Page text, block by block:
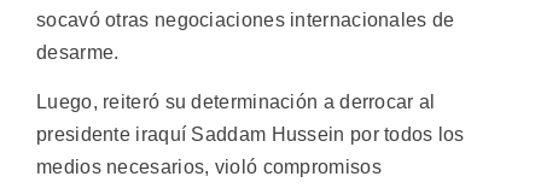
socavó otras negociaciones internacionales de
desarme.
Luego, reiteró su determinación a derrocar al
presidente iraquí Saddam Hussein por todos los
medios necesarios, violó compromisos